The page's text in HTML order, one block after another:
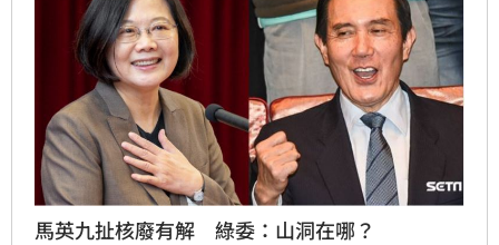
馬英九扯核廢有解 綠委：山洞在哪？